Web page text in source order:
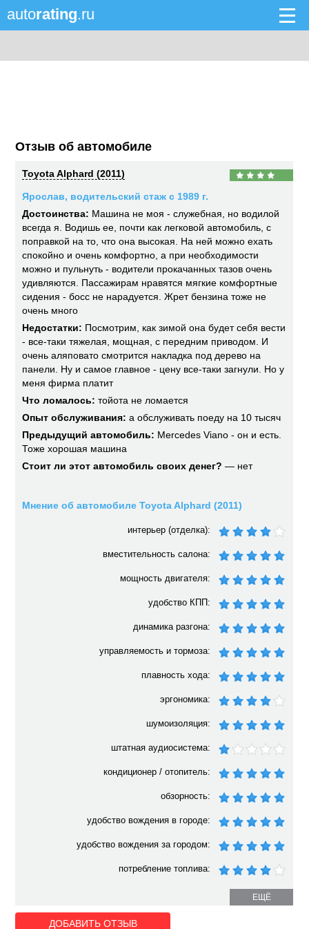
autorating.ru
Отзыв об автомобиле
Toyota Alphard (2011)
Ярослав, водительский стаж с 1989 г.
Достоинства: Машина не моя - служебная, но водилой
всегда я. Водишь ее, почти как легковой автомобиль, с
поправкой на то, что она высокая. На ней можно ехать
спокойно и очень комфортно, а при необходимости
можно и пульнуть - водители прокачанных тазов очень
удивляются. Пассажирам нравятся мягкие комфортные
сидения - босс не нарадуется. Жрет бензина тоже не
очень много
Недостатки: Посмотрим, как зимой она будет себя вести
- все-таки тяжелая, мощная, с передним приводом. И
очень аляповато смотрится накладка под дерево на
панели. Ну и самое главное - цену все-таки загнули. Но у
меня фирма платит
Что ломалось: тойота не ломается
Опыт обслуживания: а обслуживать поеду на 10 тысяч
Предыдущий автомобиль: Mercedes Viano - он и есть.
Тоже хорошая машина
Стоит ли этот автомобиль своих денег? — нет
Мнение об автомобиле Toyota Alphard (2011)
интерьер (отделка):
вместительность салона:
мощность двигателя:
удобство КПП:
динамика разгона:
управляемость и тормоза:
плавность хода:
эргономика:
шумоизоляция:
штатная аудиосистема:
кондиционер / отопитель:
обзорность:
удобство вождения в городе:
удобство вождения за городом:
потребление топлива:
ЕЩЁ
ДОБАВИТЬ ОТЗЫВ